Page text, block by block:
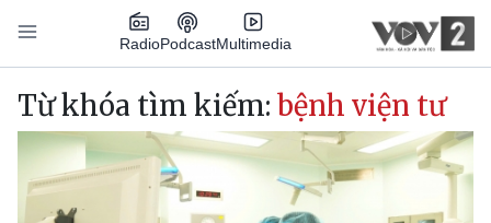
Nhảy đến nội dung
RadioPodcastMultimedia
Main navigation
Từ khóa tìm kiếm: bệnh viện tư